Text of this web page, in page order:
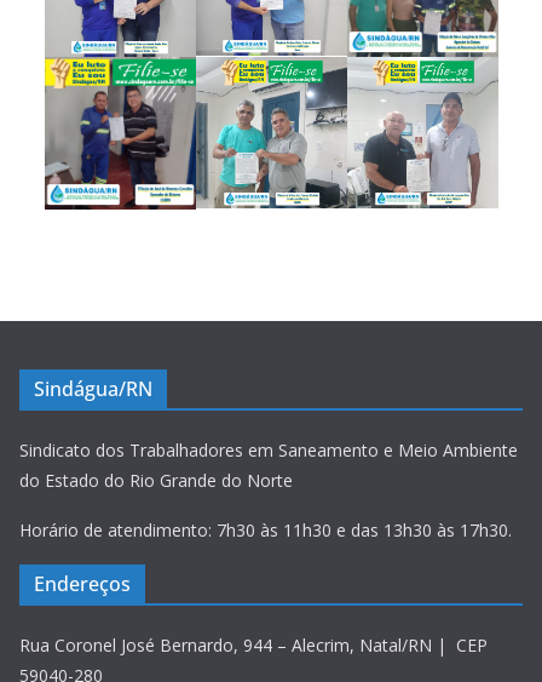
Sindágua/RN
Sindicato dos Trabalhadores em Saneamento e Meio Ambiente
do Estado do Rio Grande do Norte
Horário de atendimento: 7h30 às 11h30 e das 13h30 às 17h30.
Endereços
Rua Coronel José Bernardo, 944 – Alecrim, Natal/RN | CEP
59040-280